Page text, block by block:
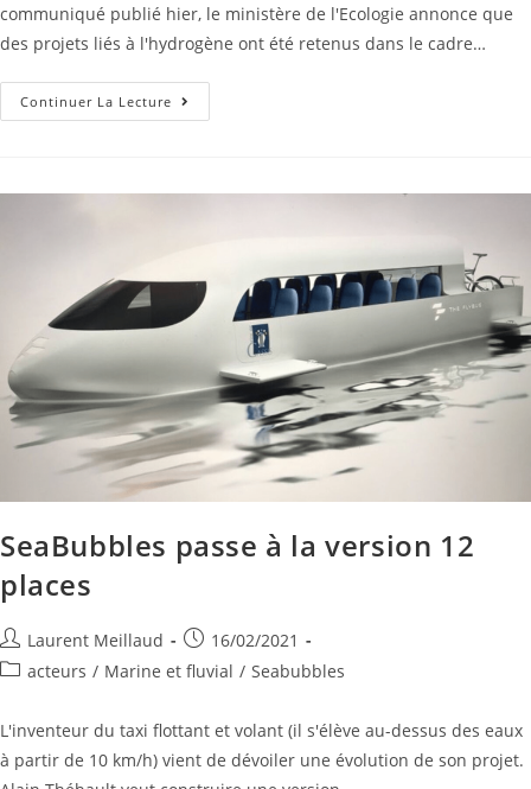
communiqué publié hier, le ministère de l'Ecologie annonce que
des projets liés à l'hydrogène ont été retenus dans le cadre…
Continuer La Lecture
SeaBubbles passe à la version 12
places
Laurent Meillaud
16/02/2021
acteurs / Marine et fluvial / Seabubbles
L'inventeur du taxi flottant et volant (il s'élève au-dessus des eaux
à partir de 10 km/h) vient de dévoiler une évolution de son projet.